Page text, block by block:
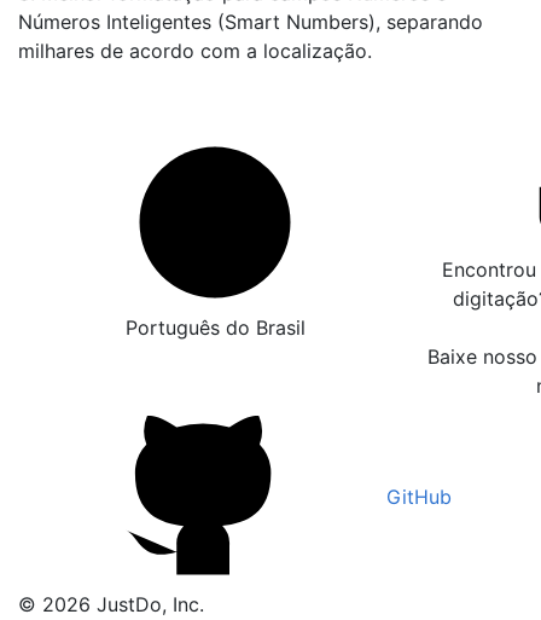
Números Inteligentes (Smart Numbers), separando
milhares de acordo com a localização.
Português do Brasil
Baixe
GitHub
© 2026 JustDo, Inc.